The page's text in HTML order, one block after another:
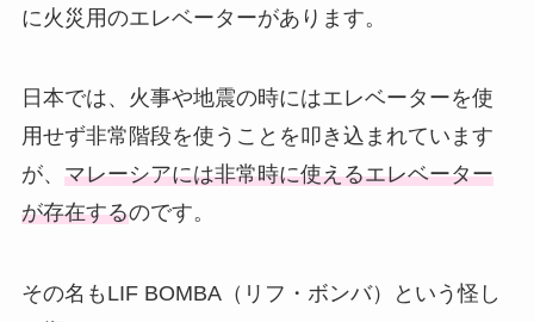
に火災用のエレベーターがあります。
日本では、火事や地震の時にはエレベーターを使
用せず非常階段を使うことを叩き込まれています
が、 マレーシアには非常時に使えるエレベーター
が存在するのです。
その名もLIF BOMBA（リフ・ボンバ）という怪し